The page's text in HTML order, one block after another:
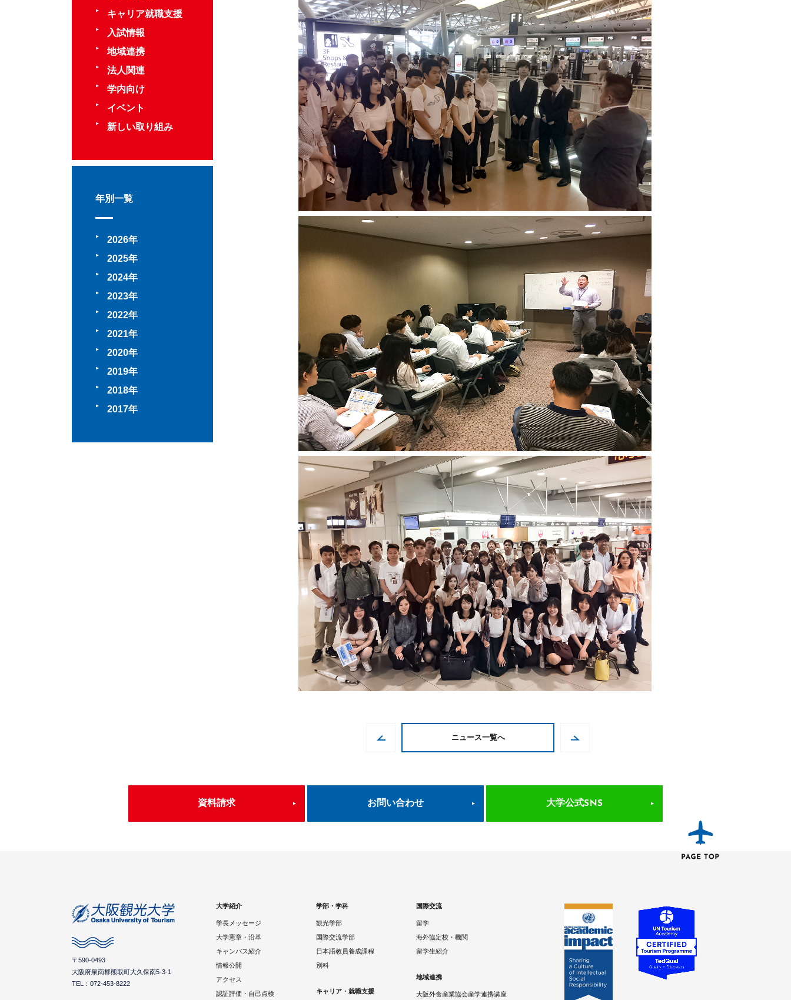
ニュース一覧へ
キャリア就職支援
入試情報
地域連携
法人関連
学内向け
イベント
新しい取り組み
年別一覧
2026
2025
2024
2023
2022
2021
2020
2019
2018
2017
資料請求 お問い合わせ 大学公式SNS
〒590-0493
大阪府泉南郡熊取町大久保南5-3-1
TEL：072-453-8222
大学紹介
学長メッセージ
大学憲章・沿革
キャンパス紹介
情報公開
アクセス
認証評価・自己点検
学部・学科
観光学部
国際交流学部
日本語教員養成課程
別科
キャリア・就職支援
国際交流
留学
海外協定校・機関
留学生紹介
地域連携
大阪外食産業協会産学連携講座